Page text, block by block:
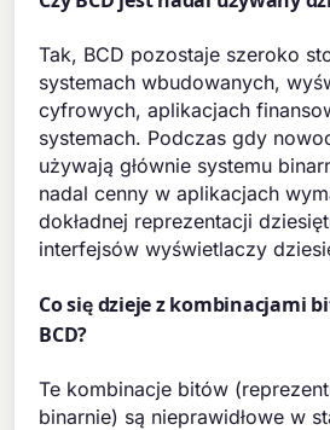
Tak, BCD pozostaje szeroko
systemach wbudowanych,
cyfrowych, aplikacjach
systemach. Podczas gdy
używają głównie systemu
nadal cenny w aplikacjach
dokładnej reprezentacji
interfejsów wyświetlaczy
Co się dzieje z kombinacjami
BCD?
Te kombinacje bitów
binarnie) są nieprawidłowe w